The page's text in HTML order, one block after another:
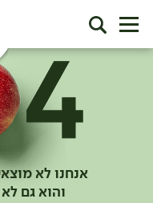
אנחנו לא
והוא גם